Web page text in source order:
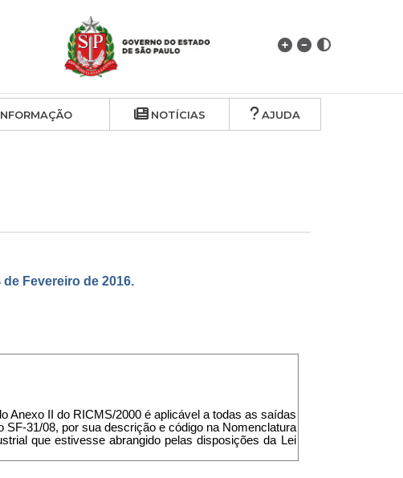
NOTÍCIAS AJUDA
de Fevereiro de 2016.
Anexo II do RICMS/2000 é aplicável a todas as saídas
31/08, por sua descrição e código na Nomenclatura
que estivesse abrangido pelas disposições da Lei